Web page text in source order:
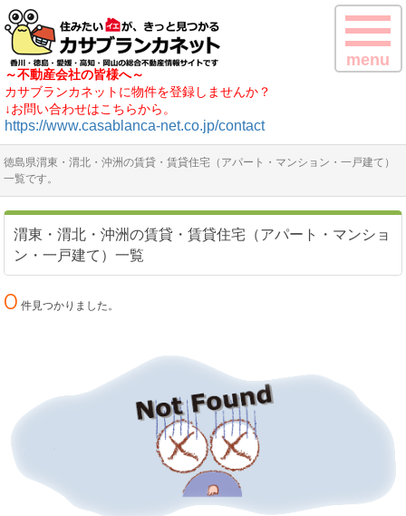
～不動産会社の皆様へ～
カサブランカネットに物件を登録しませんか？
↓お問い合わせはこちらから。
https://www.casablanca-net.co.jp/contact
menu
徳島県渭東・渭北・沖洲の賃貸・賃貸住宅（アパート・マンション・一戸建て）
一覧です。
渭東・渭北・沖洲の賃貸・賃貸住宅（アパート・マンショ
ン・一戸建て）一覧
0 件見つかりました。